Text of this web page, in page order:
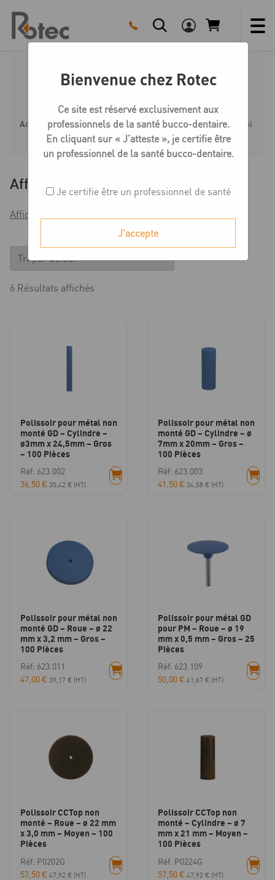
content
Polissoirs métal
Accueil Boutique Polissoirs Polissoirs métal
Affiner
Afficher les filtres
6 Résultats affichés
Polissoir pour métal non
monté GD – Cylindre –
ø3mm x 24,5mm – Gros
– 100 Pièces
Réf: 623.002
36,50€ 30,42 € (HT)
Polissoir pour métal non
monté GD – Cylindre – ø
7mm x 20mm – Gros –
100 Pièces
Réf: 623.003
41,50€ 34,58 € (HT)
Polissoir pour métal non
monté GD – Roue – ø 22
mm x 3,2 mm – Gros –
100 Pièces
Réf: 623.011
47,00€ 39,17 € (HT)
Polissoir pour métal GD
pour PM – Roue – ø 19
mm x 0,5 mm – Gros – 25
Pièces
Réf: 623.109
50,00€ 41,67 € (HT)
Polissoir CCTop non
monté – Roue – ø 22 mm
x 3,0 mm – Moyen – 100
Pièces
Réf: P0202G
57,50€ 47,92 € (HT)
Polissoir CCTop non
monté – Cylindre – ø 7
mm x 21 mm – Moyen –
100 Pièces
Réf: P0224G
57,50€ 47,92 € (HT)
Bienvenue chez Rotec
Ce site est réservé exclusivement aux
professionnels de la santé bucco-dentaire.
En cliquant sur « J’atteste », je certifie être
un professionnel de la santé bucco-dentaire.
Je certifie être un professionnel de santé
J'accepte